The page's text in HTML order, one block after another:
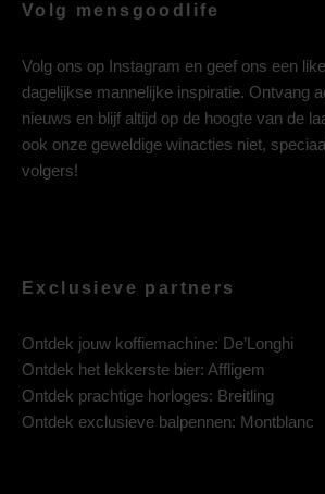
Volg mensgoodlife
Volg ons op Instagram en geef ons een
dagelijkse mannelijke inspiratie. Ontvang
nieuws en blijf altijd op de hoogte van de
ook onze geweldige winacties niet,
volgers!
Exclusieve partners
Ontdek jouw koffiemachine: De’Longhi
Ontdek het lekkerste bier: Affligem
Ontdek prachtige horloges: Breitling
Ontdek exclusieve balpennen: Montblanc